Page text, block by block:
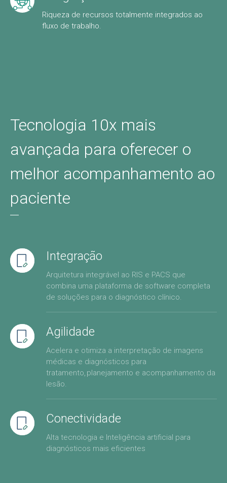
Riqueza de recursos totalmente integrados ao
fluxo de trabalho.
Tecnologia 10x mais
avançada para oferecer o
melhor acompanhamento ao
paciente
Integração
Arquitetura integrável ao RIS e PACS que
combina uma plataforma de software completa
de soluções para o diagnóstico clínico.
Agilidade
Acelera e otimiza a interpretação de imagens
médicas e diagnósticos para
tratamento, planejamento e acompanhamento da
lesão.
Conectividade
Alta tecnologia e Inteligência artificial para
diagnósticos mais eficientes